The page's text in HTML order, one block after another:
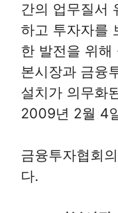
간의 업무질서
하고 투자자를
한 발전을 위해
본시장과 금융
설치가 의무화
2009년 2월 4
금융투자협회
다.